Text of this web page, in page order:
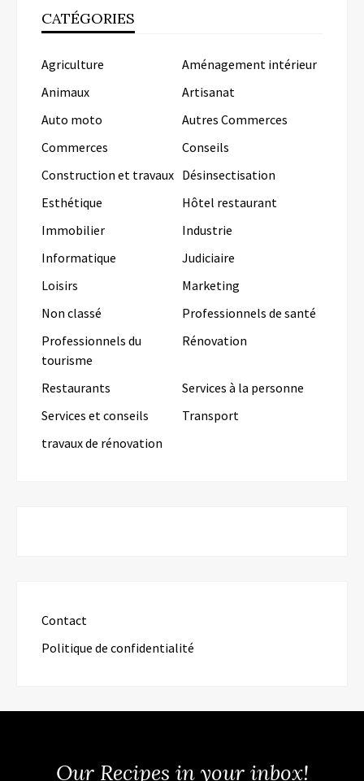
CATÉGORIES
Agriculture
Aménagement intérieur
Animaux
Artisanat
Auto moto
Autres Commerces
Commerces
Conseils
Construction et travaux Désinsectisation
Esthétique
Hôtel restaurant
Immobilier
Industrie
Informatique
Judiciaire
Loisirs
Marketing
Non classé
Professionnels de santé
Professionnels du
tourisme
Rénovation
Restaurants
Services à la personne
Services et conseils
Transport
travaux de rénovation
Contact
Politique de confidentialité
Our Recipes in your inbox!